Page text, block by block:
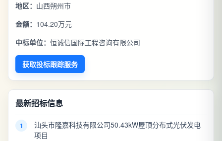
地区： 山西朔州市
金额： 104.20万元
中标单位： 恒诚信国际工程咨询有限公司
获取投标跟踪服务
最新招标信息
1
汕头市隆嘉科技有限公司50.43kW屋顶分布式光伏发电
项目